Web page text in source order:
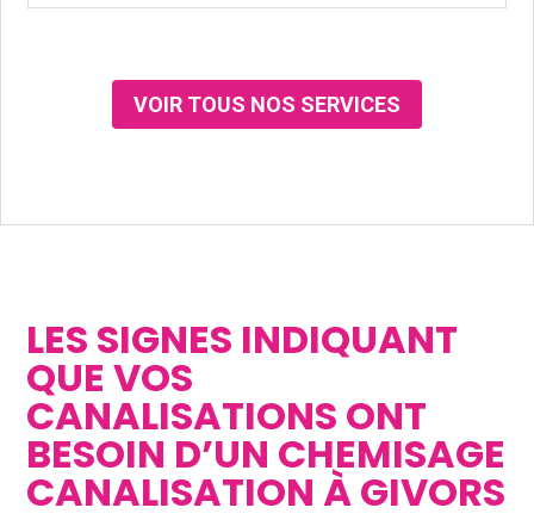
VOIR TOUS NOS SERVICES
LES SIGNES INDIQUANT
QUE VOS
CANALISATIONS ONT
BESOIN D’UN CHEMISAGE
CANALISATION À GIVORS